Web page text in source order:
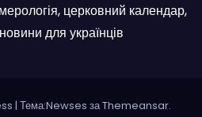
церковний календар,
для українців
| Тема:Newses заThemeansar.